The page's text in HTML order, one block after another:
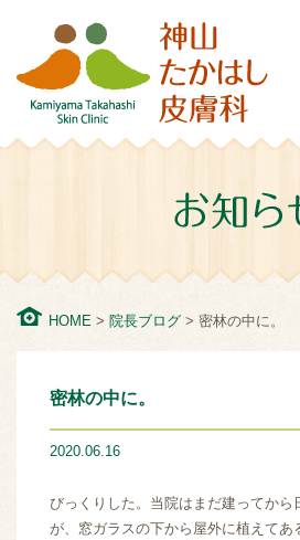
一宮の皮膚科・美容皮膚科 神山たかはし皮
からお子様やお年寄りも方まで皮膚のこと
HOME > 院長ブログ > 密林の中に。
密林の中に。
2020.06.16
びっくりした。当院はまだ建ってから
が、窓ガラスの下から屋外に植えてあ